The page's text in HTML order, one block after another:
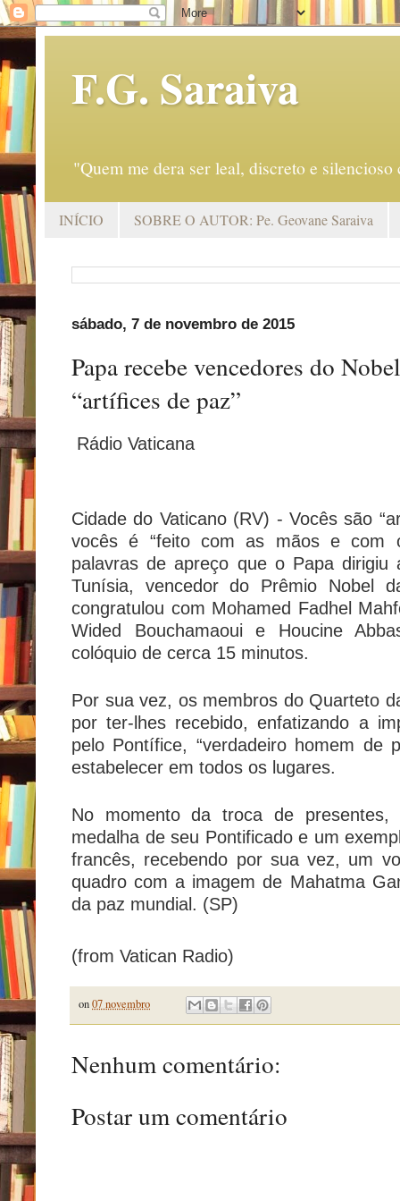
F.G. Saraiva
"Quem me dera ser leal, discreto e
INÍCIO SOBRE O AUTOR: Pe. Geovane Saraiva
sábado, 7 de novembro de 2015
Papa recebe vencedores do
“artífices de paz”
Rádio Vaticana
Cidade do Vaticano (RV) - Vocês são
vocês é “feito com as mãos e com
palavras de apreço que o Papa
Tunísia, vencedor do Prêmio Nobel
congratulou com Mohamed Fadhel
Wided Bouchamaoui e Houcine
colóquio de cerca 15 minutos.
Por sua vez, os membros do Quarteto
por ter-lhes recebido, enfatizando a
pelo Pontífice, “verdadeiro homem de
estabelecer em todos os lugares.
No momento da troca de
medalha de seu Pontificado e um
francês, recebendo por sua vez, um
quadro com a imagem de Mahatma
da paz mundial. (SP)
(from Vatican Radio)
on07 novembro
Nenhum comentário:
Postar um comentário